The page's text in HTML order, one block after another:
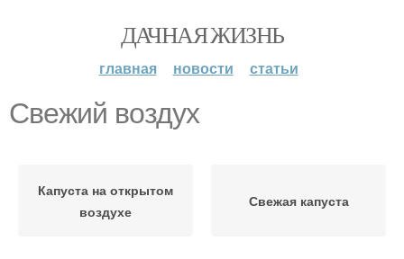
ДАЧНАЯ ЖИЗНЬ
главная новости статьи
Свежий воздух
Капуста на открытом
воздухе
Свежая капуста